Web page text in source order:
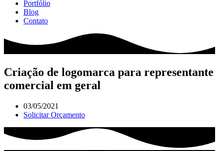
Portfólio
Blog
Contato
Criação de logomarca para representante
comercial em geral
03/05/2021
Solicitar Orçamento